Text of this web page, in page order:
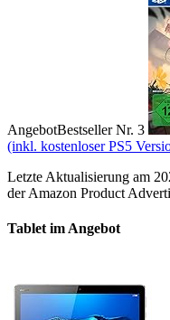
AngebotBestseller Nr. 3
(inkl. kostenloser PS5
Letzte Aktualisierung am
der Amazon Product
Tablet im Angebot